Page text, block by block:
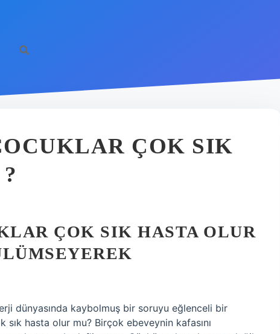
ÇOK SIK
ÇOK SIK HASTA OLUR
dünyasında kaybolmuş bir soruyu eğlenceli bir
hasta olur mu? Birçok ebeveynin kafasını